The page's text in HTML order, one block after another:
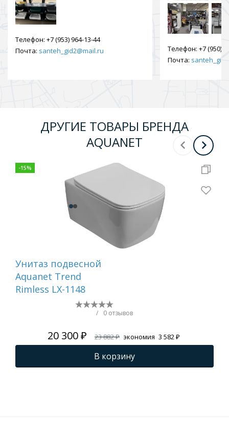
Телефон: +7 (953) 964-13-44
Почта: santeh_gid2@mail.ru Телефон: +7 (950)
Почта:
ДРУГИЕ ТОВАРЫ БРЕНДА
AQUANET
-15%
Унитаз подвесной
Aquanet Trend
Rimless LX-1148
/ 0 отзывов
20 300 ₽ 23 882 ₽ экономия 3 582 ₽
В корзину